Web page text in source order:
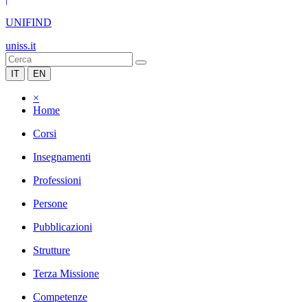
UNIFIND
uniss.it
IT EN
×
Home
Corsi
Insegnamenti
Professioni
Persone
Pubblicazioni
Strutture
Terza Missione
Competenze